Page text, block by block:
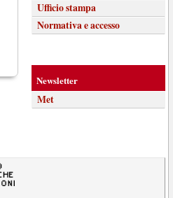
Ufficio stampa
Normativa e accesso
Newsletter
Met